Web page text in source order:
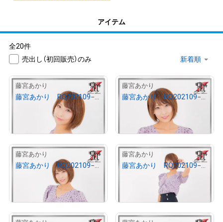
アイテム
全20件
売出し（初回販売）のみ
藤宮あかり 1
売出し（初回販売）
藤宮あかり 1
10,000
売出し（初回販売）
藤宮あかり 1
売出し（初回販売）
藤宮あかり 1
売出し（初回販売）